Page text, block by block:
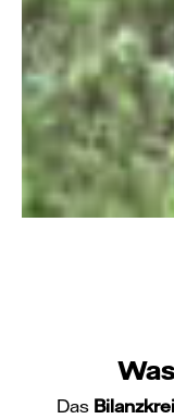
Das